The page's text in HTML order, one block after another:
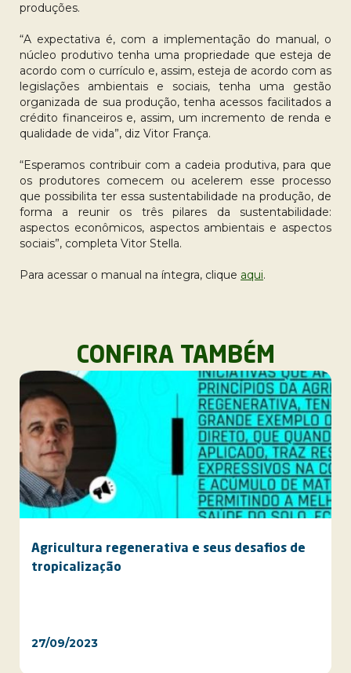
produções.
“A expectativa é, com a implementação do manual, o
núcleo produtivo tenha uma propriedade que esteja de
acordo com o currículo e, assim, esteja de acordo com as
legislações ambientais e sociais, tenha uma gestão
organizada de sua produção, tenha acessos facilitados a
crédito financeiros e, assim, um incremento de renda e
qualidade de vida”, diz Vitor França.
“Esperamos contribuir com a cadeia produtiva, para que
os produtores comecem ou acelerem esse processo
que possibilita ter essa sustentabilidade na produção, de
forma a reunir os três pilares da sustentabilidade:
aspectos econômicos, aspectos ambientais e aspectos
sociais”, completa Vitor Stella.
Para acessar o manual na íntegra, clique aqui.
CONFIRA TAMBÉM
Agricultura regenerativa e seus desafios de
tropicalização
27/09/2023